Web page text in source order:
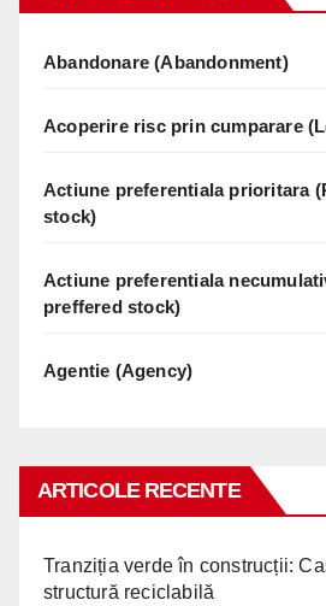
Abandonare (Abandonment)
Acoperire risc prin cumparare
Actiune preferentiala prioritara
stock)
Actiune preferentiala
preffered stock)
Agentie (Agency)
ARTICOLE RECENTE
Tranziția verde în construcții:
structură reciclabilă